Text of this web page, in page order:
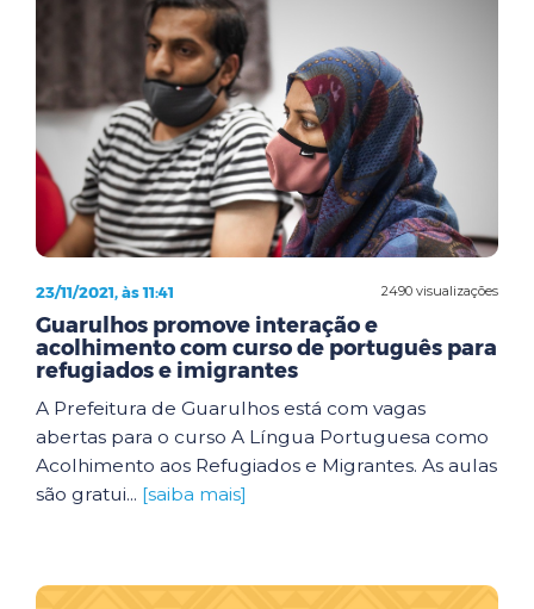
2490 visualizações
23/11/2021, às 11:41
Guarulhos promove interação e
acolhimento com curso de português para
refugiados e imigrantes
A Prefeitura de Guarulhos está com vagas
abertas para o curso A Língua Portuguesa como
Acolhimento aos Refugiados e Migrantes. As aulas
são gratui... [saiba mais]